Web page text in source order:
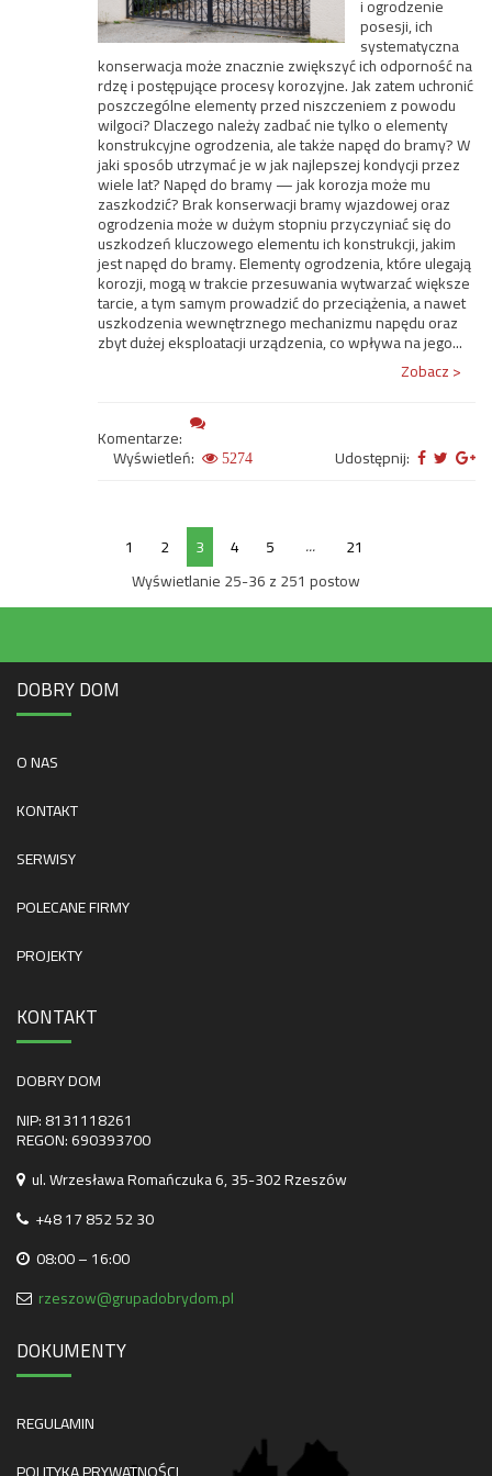
i ogrodzenie
posesji, ich
systematyczna
konserwacja może znacznie zwiększyć ich odporność na
rdzę i postępujące procesy korozyjne. Jak zatem uchronić
poszczególne elementy przed niszczeniem z powodu
wilgoci? Dlaczego należy zadbać nie tylko o elementy
konstrukcyjne ogrodzenia, ale także napęd do bramy? W
jaki sposób utrzymać je w jak najlepszej kondycji przez
wiele lat? Napęd do bramy — jak korozja może mu
zaszkodzić? Brak konserwacji bramy wjazdowej oraz
ogrodzenia może w dużym stopniu przyczyniać się do
uszkodzeń kluczowego elementu ich konstrukcji, jakim
jest napęd do bramy. Elementy ogrodzenia, które ulegają
korozji, mogą w trakcie przesuwania wytwarzać większe
tarcie, a tym samym prowadzić do przeciążenia, a nawet
uszkodzenia wewnętrznego mechanizmu napędu oraz
zbyt dużej eksploatacji urządzenia, co wpływa na jego...
Zobacz >
Komentarze:
Wyświetleń: 5274 Udostępnij:
1 2 3 4 5 ...
21
Wyświetlanie 25-36 z 251 postow
DOBRY DOM
O NAS
KONTAKT
SERWISY
POLECANE FIRMY
PROJEKTY
KONTAKT
DOBRY DOM
NIP: 8131118261
REGON: 690393700
ul. Wrzesława Romańczuka 6, 35-302 Rzeszów
+48 17 852 52 30
08:00 – 16:00
rzeszow@grupadobrydom.pl
DOKUMENTY
REGULAMIN